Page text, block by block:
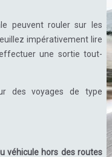
peuvent rouler sur les
impérativement lire
une sortie tout-
des voyages de type
véhicule hors des routes